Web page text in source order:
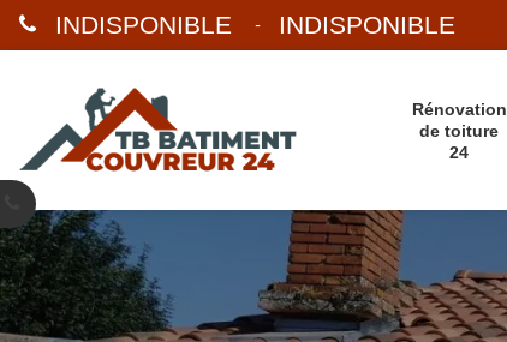
INDISPONIBLE - INDISPONIBLE
Rénovation
de toiture
24